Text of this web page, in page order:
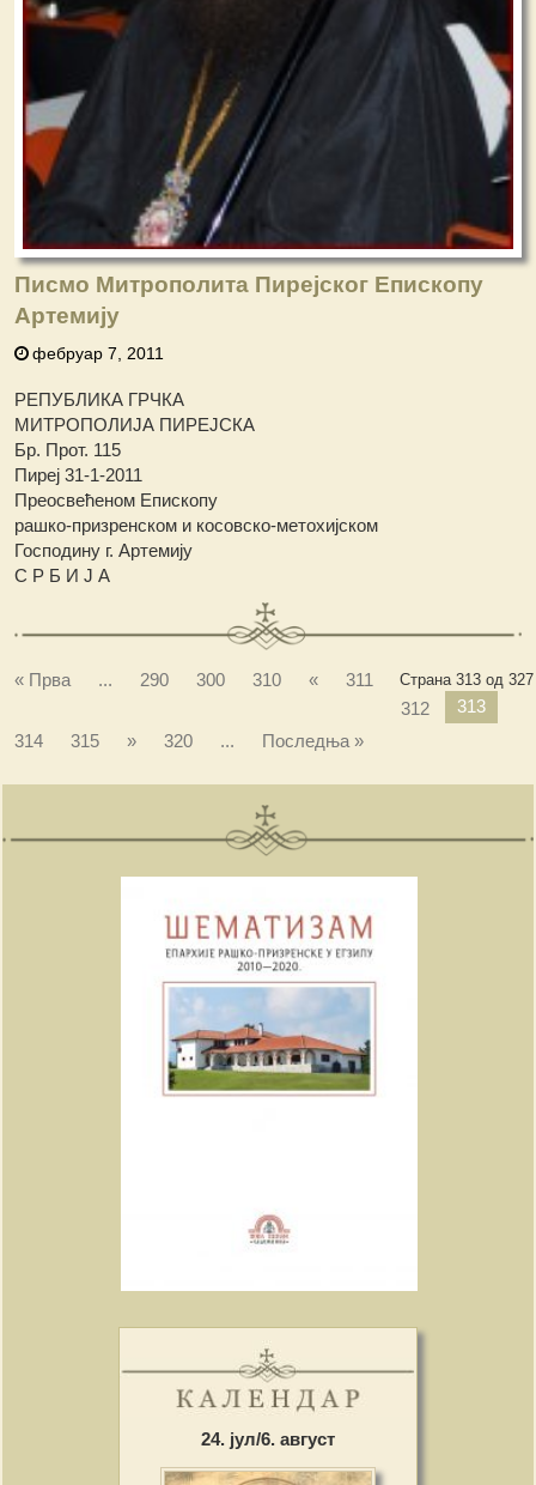
Писмо Митрополита Пирејског Епископу
Артемију
фебруар 7, 2011
РЕПУБЛИКА ГРЧКА
МИТРОПОЛИЈА ПИРЕЈСКА
Бр. Прот. 115
Пиреј 31-1-2011
Преосвећеном Епископу
рашко-призренском и косовско-метохијском
Господину г. Артемију
С Р Б И Ј А
Страна 313 од 327
« Прва ... 290 300 310 «
311
312
313
314
315 » 320 ... Последња »
24. јул/6. август